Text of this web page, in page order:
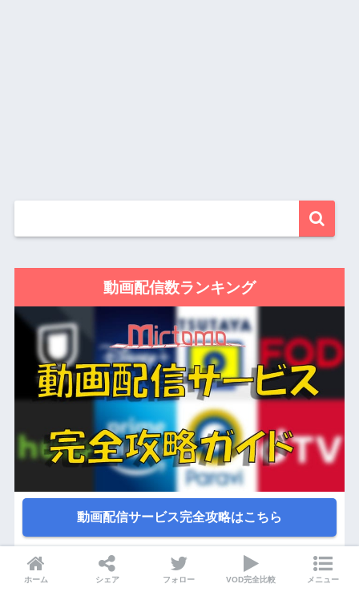
動画配信数ランキング
動画配信サービス完全攻略はこちら
映画
ホーム シェア フォロー VOD完全比較 メニュー